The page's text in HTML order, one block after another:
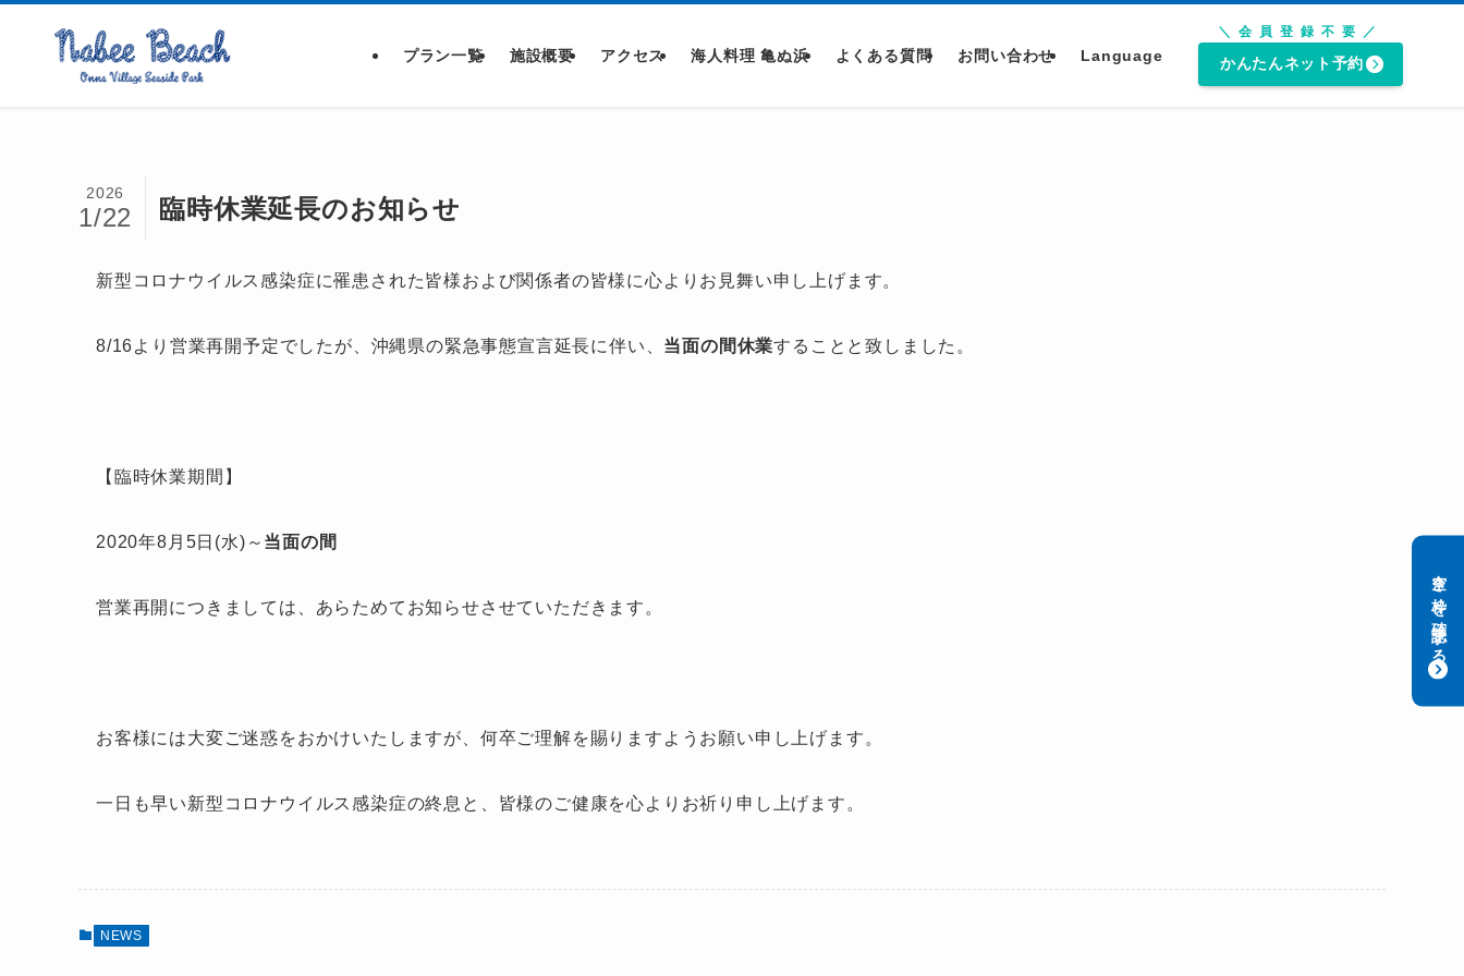
プラン一覧 施設概要 アクセス 海人料理 亀ぬ浜 よくある質問 お問い合わせ Language
＼会員登録不要／
かんたんネット予約
臨時休業延長のお知らせ
2026
1/22
新型コロナウイルス感染症に罹患された皆様および関係者の皆様に心よりお見舞い申し上げます。
8/16より営業再開予定でしたが、沖縄県の緊急事態宣言延長に伴い、 当面の間休業することと致しました。
【臨時休業期間】
2020年8月5日(水)～ 当面の間
営業再開につきましては、あらためてお知らせさせていただきます。
お客様には大変ご迷惑をおかけいたしますが、何卒ご理解を賜りますようお願い申し上げます。
一日も早い新型コロナウイルス感染症の終息と、皆様のご健康を心よりお祈り申し上げます。
NEWS
空き枠を確認する